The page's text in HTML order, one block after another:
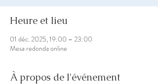
Heure et lieu
01 déc. 2025, 19:00 – 23:00
Mesa redonda online
À propos de l'événement